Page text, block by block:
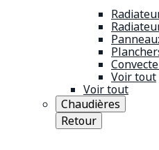
Voir tout
Voir tout
Chaudières
Retour